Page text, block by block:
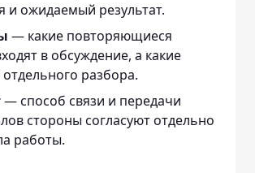
и ожидаемый результат.
— какие повторяющиеся
в обсуждение, а какие
разбора.
— способ связи и передачи
стороны согласуют отдельно
работы.